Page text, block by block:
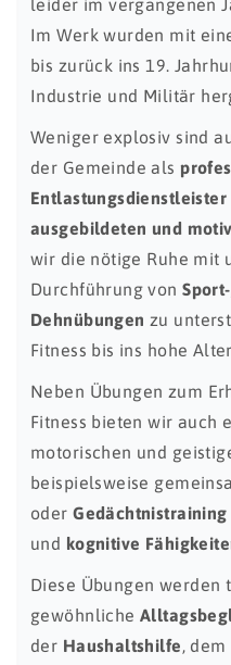
leider im vergangenen
Im Werk wurden mit
bis zurück ins 19.
Industrie und Militär
Weniger explosiv sind
der Gemeinde als
Entlastungsdienstleister
ausgebildeten und
wir die nötige Ruhe mit
Durchführung von
Dehnübungen zu
Fitness bis ins hohe
Neben Übungen zum
Fitness bieten wir auch
motorischen und
beispielsweise
oderGedächtnistraining
und kognitive
Diese Übungen
gewöhnliche
der Haushaltshilfe,